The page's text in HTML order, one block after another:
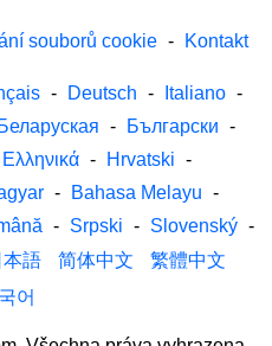
souborů cookie - Kontakt
- Deutsch - Italiano -
Беларуская - Български -
Ελληνικά - Hrvatski -
- Bahasa Melayu -
- Srpski - Slovenský -
本語 简体中文
繁體中文
어